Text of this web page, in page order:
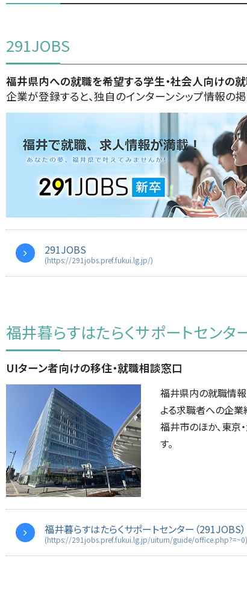
291JOBS
福井県内への就職を希望する学生・社会人向けの
企業が登録すると、独自のインターンシップ情報の
291JOBS
(https://291jobs.pref.fukui.lg.jp/)
福井暮らすはたらくサポートセンタ
UIターン者向けの移住・就職相談窓口
福井県内の就職情報
よる求職者への企業
福井市のほか、東京
す。
福井暮らすはたらくサポートセンター（291JOBS）
(https://291jobs.pref.fukui.lg.jp/uiturn/guide/office.php?=~0)